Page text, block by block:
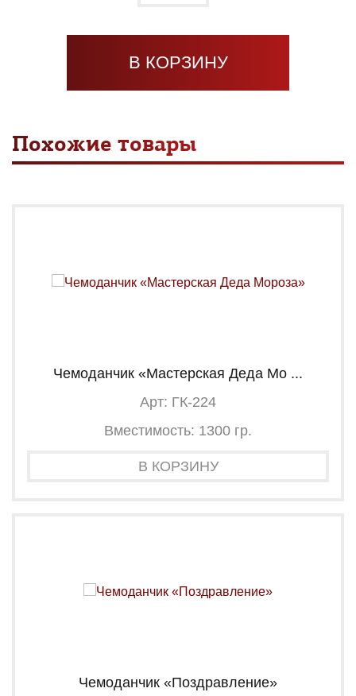
В КОРЗИНУ
Похожие товары
Чемоданчик «Мастерская Деда Мо ...
Арт: ГК-224
Вместимость: 1300 гр.
В КОРЗИНУ
Чемоданчик «Поздравление»